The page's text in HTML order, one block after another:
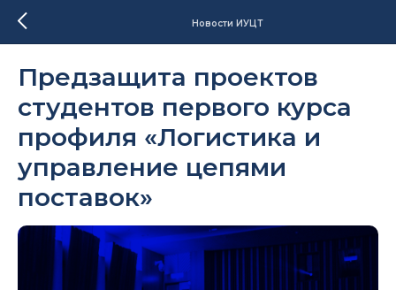
Новости ИУЦТ
Предзащита проектов
студентов первого курса
профиля «Логистика и
управление цепями
поставок»